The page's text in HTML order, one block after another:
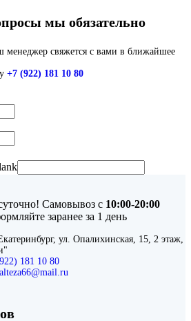
мы обязательно
менеджер свяжется с вами в ближайшее
+7 (922) 181 10 80
Самовывоз с 10:00-20:00
заранее за 1 день
ул. Опалихинская, 15, 2 этаж,
181 10 80
alteza66@mail.ru